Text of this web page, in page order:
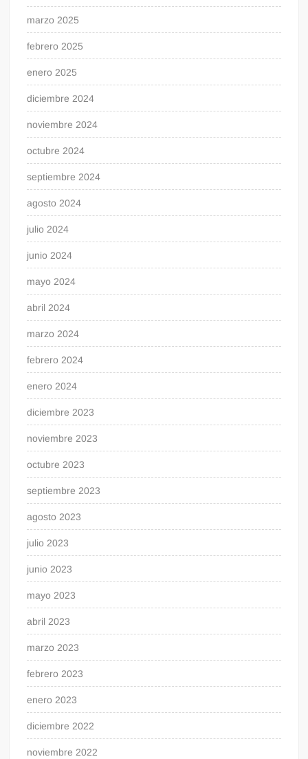
marzo 2025
febrero 2025
enero 2025
diciembre 2024
noviembre 2024
octubre 2024
septiembre 2024
agosto 2024
julio 2024
junio 2024
mayo 2024
abril 2024
marzo 2024
febrero 2024
enero 2024
diciembre 2023
noviembre 2023
octubre 2023
septiembre 2023
agosto 2023
julio 2023
junio 2023
mayo 2023
abril 2023
marzo 2023
febrero 2023
enero 2023
diciembre 2022
noviembre 2022